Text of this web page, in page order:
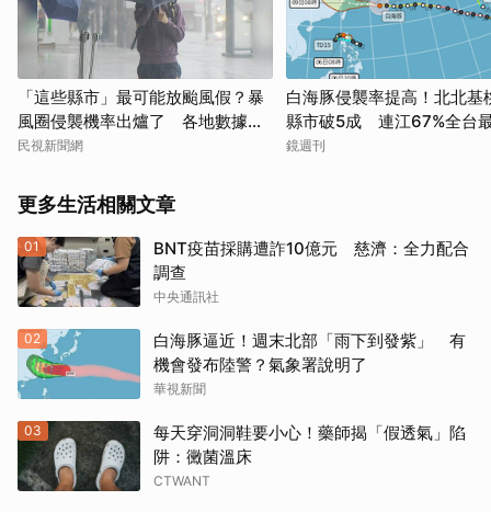
「這些縣市」最可能放颱風假？暴
風圈侵襲機率出爐了 各地數據一
次看
民視新聞網
白海豚侵襲率提高！北北基
縣市破5成 連江67%全台
鏡週刊
更多生活相關文章
01
BNT疫苗採購遭詐10億元 慈濟：全力配合
調查
中央通訊社
02
白海豚逼近！週末北部「雨下到發紫」 有
機會發布陸警？氣象署說明了
華視新聞
03
每天穿洞洞鞋要小心！藥師揭「假透氣」陷
阱：黴菌溫床
CTWANT